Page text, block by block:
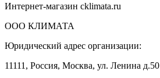
Интернет-магазин cklimata.ru
ООО КЛИМАТА
Юридический адрес организации:
11111, Россия, Москва, ул. Ленина д.50